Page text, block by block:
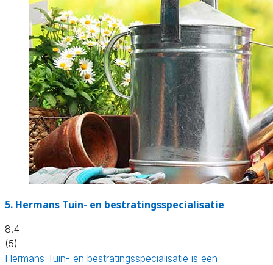
5. Hermans Tuin- en bestratingsspecialisatie
8.4
(5)
Hermans Tuin- en bestratingsspecialisatie is een